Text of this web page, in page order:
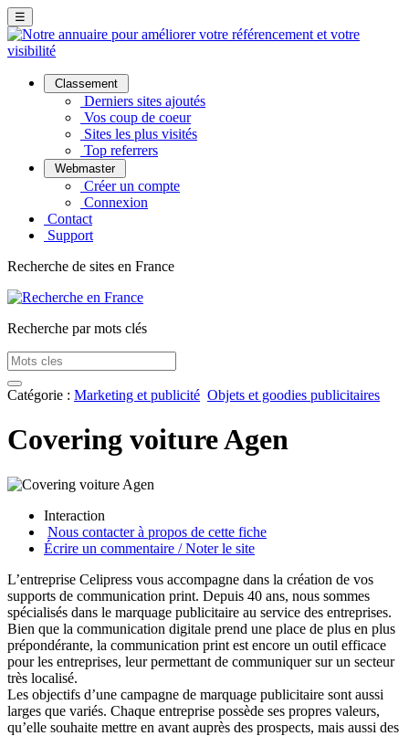
☰
Classement
Derniers sites ajoutés
Vos coup de coeur
Sites les plus visités
Top referrers
Webmaster
Créer un compte
Connexion
Contact
Support
Recherche de sites en France
Recherche par mots clés
Catégorie : Marketing et publicité Objets et goodies publicitaires
Covering voiture Agen
Interaction
Nous contacter à propos de cette fiche
Écrire un commentaire / Noter le site
L’entreprise Celipress vous accompagne dans la création de vos
supports de communication print. Depuis 40 ans, nous sommes
spécialisés dans le marquage publicitaire au service des entreprises.
Bien que la communication digitale prend une place de plus en plus
prépondérante, la communication print est encore un outil efficace
pour les entreprises, leur permettant de communiquer sur un secteur
très localisé.
Les objectifs d’une campagne de marquage publicitaire sont aussi
larges que variés. Chaque entreprise possède ses propres valeurs,
qu’elle souhaite mettre en avant auprès des prospects, mais aussi des